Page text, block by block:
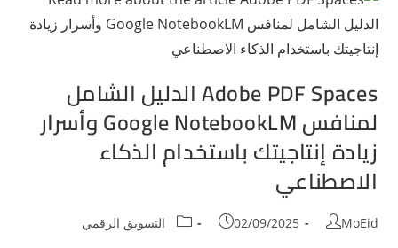
Adobe PDF Spaces الدليل الشامل
لمنافس Google NotebookLM وأسرار
زيادة إنتاجيتك باستخدام الذكاء
الاصطناعي
MoEid
02/09/2025 التسويق الرقمي